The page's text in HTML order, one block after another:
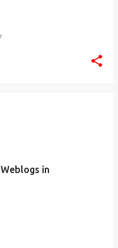
in